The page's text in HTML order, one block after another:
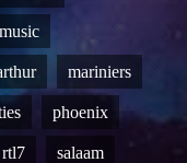
mariniers
phoenix
rtl7 salaam